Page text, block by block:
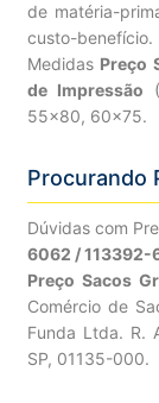
de matéria-
custo-benefício.
Medidas Preço
de Impressão
55×80, 60×75.
Procurando
Dúvidas com
6062 /
Preço Sacos
Comércio de
Funda Ltda. R.
SP, 01135-000.